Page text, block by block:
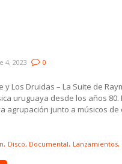
4, 2023 0
y Los Druidas – La Suite de
uruguaya desde los años
agrupación junto a músicos
in:Disco Documental Lanzamientos